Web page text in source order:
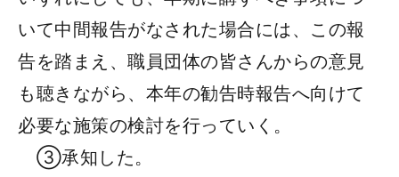
いて中間報告がなされた場合には、この報
告を踏まえ、職員団体の皆さんからの意見
も聴きながら、本年の勧告時報告へ向けて
必要な施策の検討を行っていく。
③承知した。